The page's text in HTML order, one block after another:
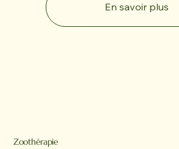
En savoir plus
Zoothérapie